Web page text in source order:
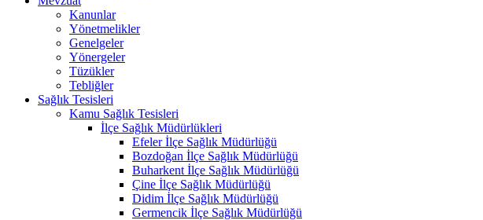
Kanunlar
Yönetmelikler
Genelgeler
Yönergeler
Tüzükler
Tebliğler
Sağlık Tesisleri
Kamu Sağlık Tesisleri
İlçe Sağlık Müdürlükleri
Efeler İlçe Sağlık Müdürlüğü
Bozdoğan İlçe Sağlık Müdürlüğü
Buharkent İlçe Sağlık Müdürlüğü
Çine İlçe Sağlık Müdürlüğü
Didim İlçe Sağlık Müdürlüğü
Germencik İlçe Sağlık Müdürlüğü